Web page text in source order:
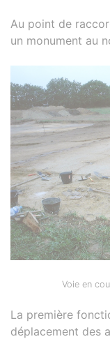
Au point de
un monument au
Voie en
La première
déplacement des